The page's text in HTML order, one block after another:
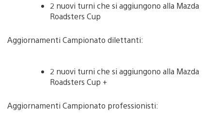
2 nuovi turni che si aggiungono alla Mazda
Roadsters Cup
Aggiornamenti Campionato dilettanti:
2 nuovi turni che si aggiungono alla Mazda
Roadsters Cup +
Aggiornamenti Campionato professionisti: